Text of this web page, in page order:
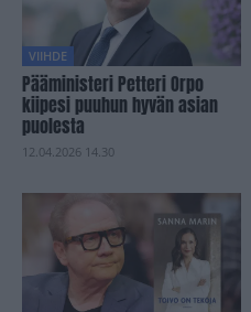
VIIHDE
Pääministeri Petteri Orpo
kiipesi puuhun hyvän asian
puolesta
12.04.2026 14.30